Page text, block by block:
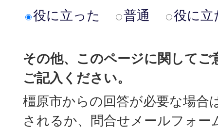
役に立った
普通 役に立
その他、このページに関してご
ご記入ください。
橿原市からの回答が必要な場合
されるか、問合せメールフォー